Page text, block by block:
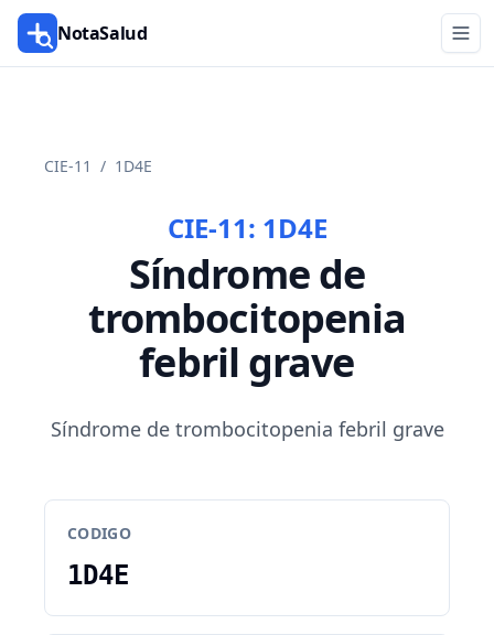
NotaSalud
CIE-11 / 1D4E
CIE-11: 1D4E
Síndrome de
trombocitopenia
febril grave
Síndrome de trombocitopenia febril grave
CODIGO
1D4E